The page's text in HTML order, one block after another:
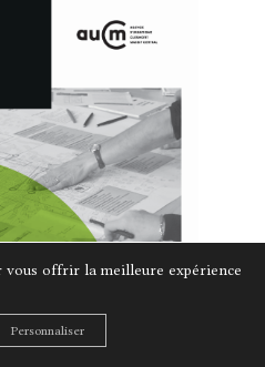
vous offrir la meilleure expérience
Personnaliser